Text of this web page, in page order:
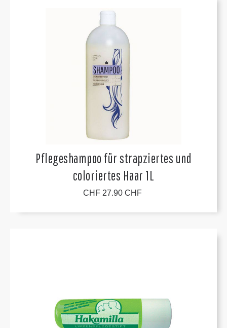
Pflegeshampoo für strapziertes und
coloriertes Haar 1L
CHF 27.90 CHF